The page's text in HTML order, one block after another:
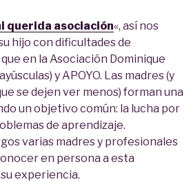
querida asociación«, así nos
hijo con dificultades de
en la Asociación Dominique
y APOYO. Las madres (y
se dejen ver menos) forman una
un objetivo común: la lucha por
de aprendizaje.
varias madres y profesionales
en persona a esta
experiencia.